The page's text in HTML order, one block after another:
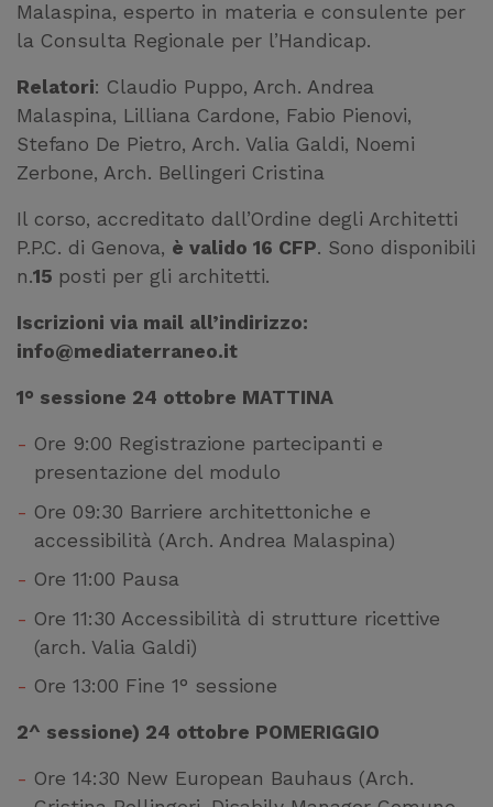
Malaspina, esperto in materia e consulente per
la Consulta Regionale per l’Handicap.
Relatori: Claudio Puppo, Arch. Andrea
Malaspina, Lilliana Cardone, Fabio Pienovi,
Stefano De Pietro, Arch. Valia Galdi, Noemi
Zerbone, Arch. Bellingeri Cristina
Il corso, accreditato dall’Ordine degli Architetti
P.P.C. di Genova, è valido 16 CFP. Sono disponibili
n.15 posti per gli architetti.
Iscrizioni via mail all’indirizzo:
info@mediaterraneo.it
1° sessione 24 ottobre MATTINA
Ore 9:00 Registrazione partecipanti e
presentazione del modulo
Ore 09:30 Barriere architettoniche e
accessibilità (Arch. Andrea Malaspina)
Ore 11:00 Pausa
Ore 11:30 Accessibilità di strutture ricettive
(arch. Valia Galdi)
Ore 13:00 Fine 1° sessione
2^ sessione) 24 ottobre POMERIGGIO
Ore 14:30 New European Bauhaus (Arch.